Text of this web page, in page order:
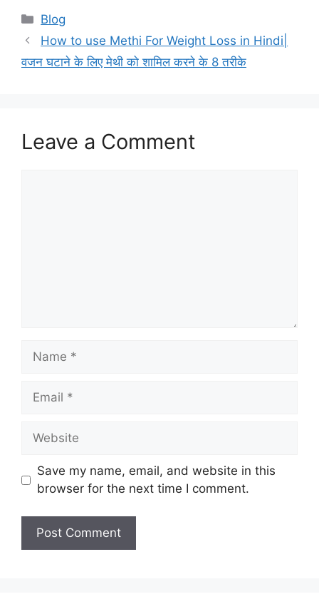
c
e
b
o
d
l
e
Categories
Blog
How to use Methi For Weight Loss in Hindi|
वजन घटाने के लिए मेथी को शामिल करने के 8 तरीके
Leave a Comment
Name
Email
Website
Save my name, email, and website in this
browser for the next time I comment.